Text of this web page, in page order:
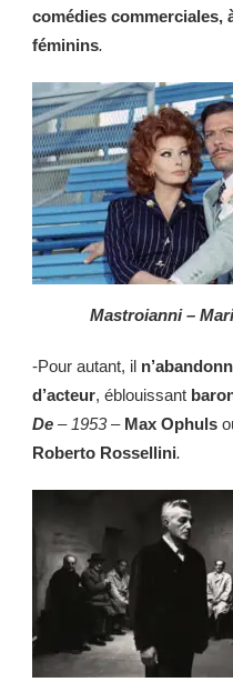
comédies commerciales,
féminins.
Mastroianni –
-Pour autant, il
d’acteur, éblouissant
De – 1953 – Max Ophuls
Roberto Rossellini.